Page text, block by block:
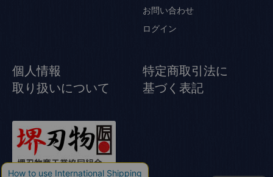
お問い合わせ
ログイン
個人情報
取り扱いについて
特定商取引法に
基づく表記